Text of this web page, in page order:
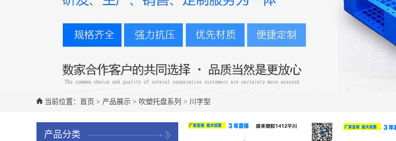
当前位置： 首页 > 产品展示 > 吹塑托盘系列 > 川字型
产品分类